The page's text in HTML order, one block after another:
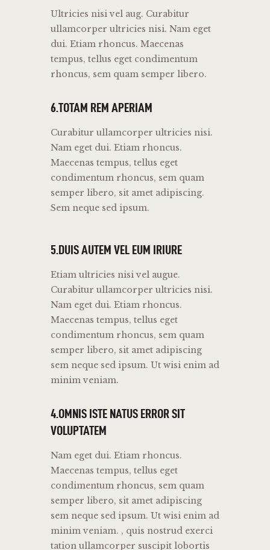
Ultricies nisi vel aug. Curabitur
ullamcorper ultricies nisi. Nam eget
dui. Etiam rhoncus. Maecenas
tempus, tellus eget condimentum
rhoncus, sem quam semper libero.
6.TOTAM REM APERIAM
Curabitur ullamcorper ultricies nisi.
Nam eget dui. Etiam rhoncus.
Maecenas tempus, tellus eget
condimentum rhoncus, sem quam
semper libero, sit amet adipiscing.
Sem neque sed ipsum.
5.DUIS AUTEM VEL EUM IRIURE
Etiam ultricies nisi vel augue.
Curabitur ullamcorper ultricies nisi.
Nam eget dui. Etiam rhoncus.
Maecenas tempus, tellus eget
condimentum rhoncus, sem quam
semper libero, sit amet adipiscing
sem neque sed ipsum. Ut wisi enim ad
minim veniam.
4.OMNIS ISTE NATUS ERROR SIT
VOLUPTATEM
Nam eget dui. Etiam rhoncus.
Maecenas tempus, tellus eget
condimentum rhoncus, sem quam
semper libero, sit amet adipiscing
sem neque sed ipsum. Ut wisi enim ad
minim veniam. , quis nostrud exerci
tation ullamcorper suscipit lobortis